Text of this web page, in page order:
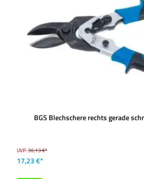
BGS Blechschere rechts gerade
UVP:36,13 €*
17,23 €*